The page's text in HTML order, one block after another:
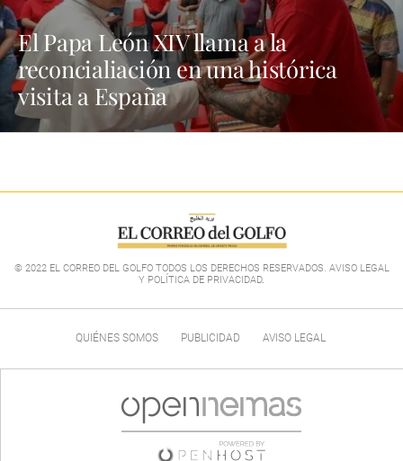
El Papa León XIV llama a la
reconcialiación en una histórica
visita a España
© 2022 EL CORREO DEL GOLFO TODOS LOS DERECHOS RESERVADOS. AVISO LEGAL
Y POLÍTICA DE PRIVACIDAD.
QUIÉNES SOMOS PUBLICIDAD AVISO LEGAL